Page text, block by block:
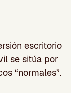
escritorio
se sitúa por
“normales”.